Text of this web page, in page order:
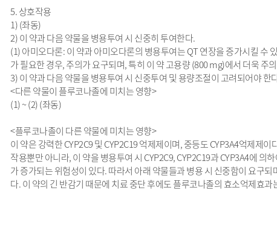
5. 상호작용
1) (좌동)
2) 이 약과 다음 약물을 병용투여 시 신중히 투여한다.
(1) 아미오다론: 이 약과 아미오다론의 병용투여는 QT 연장을 증가시킬 수
가 필요한 경우, 주의가 요구되며, 특히 이 약 고용량 (800 mg)에서 더욱 주
3) 이 약과 다음 약물을 병용투여 시 신중투여 및 용량조절이 고려되어야 한
<다른 약물이 플루코나졸에 미치는 영향>
(1) ~ (2) (좌동)
<플루코나졸이 다른 약물에 미치는 영향>
이 약은 강력한 CYP2C9 및 CYP2C19 억제제이며, 중등도 CYP3A4억제제
작용뿐만 아니라, 이 약을 병용투여 시 CYP2C9, CYP2C19과 CYP3A4에 의
가 증가되는 위험성이 있다. 따라서 아래 약물들과 병용 시 신중함이 요구
다. 이 약의 긴 반감기 때문에 치료 중단 후에도 플루코나졸의 효소억제효과